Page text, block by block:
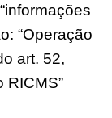
“Operação
art. 52,
RICMS”